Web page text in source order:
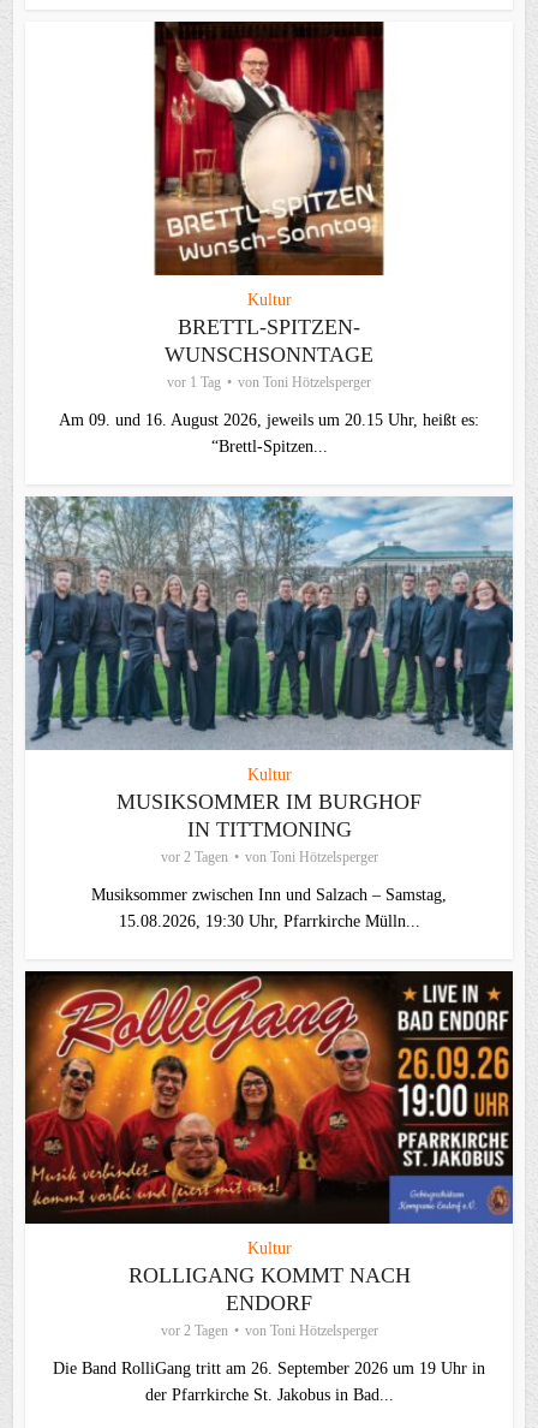
Kultur
BRETTL-SPITZEN-
WUNSCHSONNTAGE
vor 1 Tag von Toni Hötzelsperger
Am 09. und 16. August 2026, jeweils um 20.15 Uhr, heißt es:
“Brettl-Spitzen...
Kultur
MUSIKSOMMER IM BURGHOF
IN TITTMONING
vor 2 Tagen von Toni Hötzelsperger
Musiksommer zwischen Inn und Salzach – Samstag,
15.08.2026, 19:30 Uhr, Pfarrkirche Mülln...
Kultur
ROLLIGANG KOMMT NACH
ENDORF
vor 2 Tagen von Toni Hötzelsperger
Die Band RolliGang tritt am 26. September 2026 um 19 Uhr in
der Pfarrkirche St. Jakobus in Bad...